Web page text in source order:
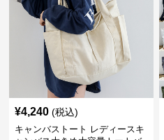
¥4,240 (税込)
キャンバストート レディースキ